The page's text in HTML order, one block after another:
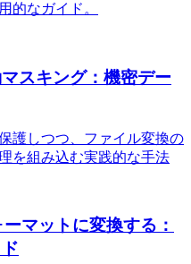
的なガイド。
スキング：機密デー
護しつつ、ファイル変換の
を組み込む実践的な手法
マットに変換する：